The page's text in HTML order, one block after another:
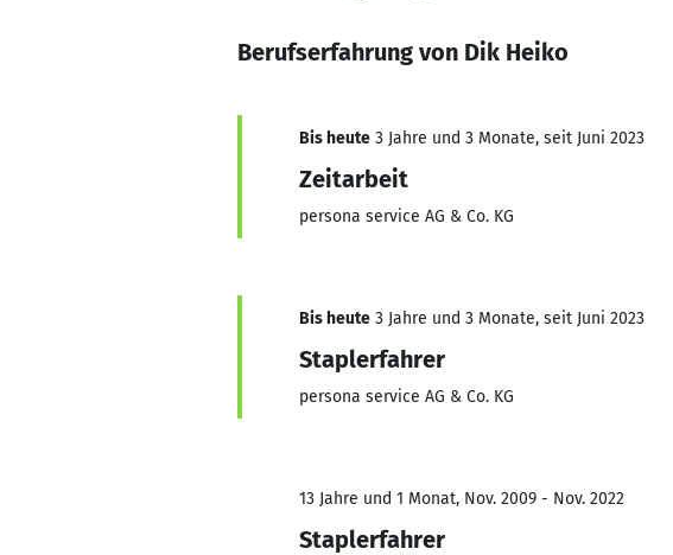
Berufserfahrung von Dik Heiko
Bis heute 3 Jahre und 3 Monate, seit Juni 2023
Zeitarbeit
persona service AG & Co. KG
Bis heute 3 Jahre und 3 Monate, seit Juni 2023
Staplerfahrer
persona service AG & Co. KG
13 Jahre und 1 Monat, Nov. 2009 - Nov. 2022
Staplerfahrer